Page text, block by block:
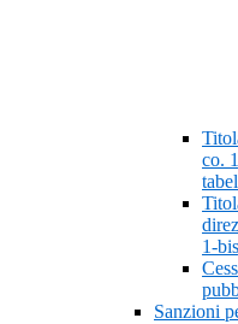
co.
1-
Sanzioni